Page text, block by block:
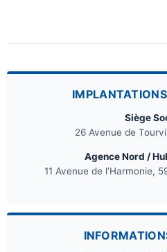
Siège
26 Avenue de
Agence Nord /
11 Avenue de l’Harmonie,